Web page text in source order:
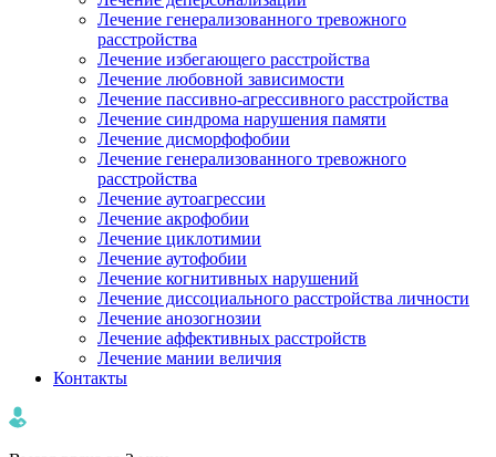
Лечение генерализованного тревожного
расстройства
Лечение избегающего расстройства
Лечение любовной зависимости
Лечение пассивно-агрессивного расстройства
Лечение синдрома нарушения памяти
Лечение дисморфофобии
Лечение генерализованного тревожного
расстройства
Лечение аутоагрессии
Лечение акрофобии
Лечение циклотимии
Лечение аутофобии
Лечение когнитивных нарушений
Лечение диссоциального расстройства личности
Лечение анозогнозии
Лечение аффективных расстройств
Лечение мании величия
Контакты